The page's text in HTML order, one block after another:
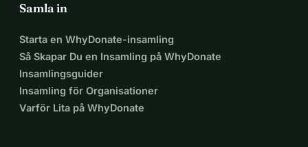
Samla in
Starta en WhyDonate-insamling
Så Skapar Du en Insamling på WhyDonate
Insamlingsguider
Insamling för Organisationer
Varför Lita på WhyDonate